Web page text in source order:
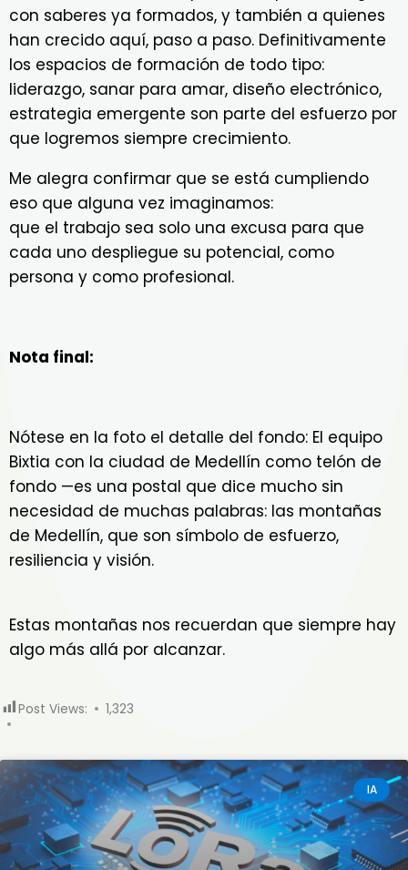
con saberes ya formados, y también a quienes
han crecido aquí, paso a paso. Definitivamente
los espacios de formación de todo tipo:
liderazgo, sanar para amar, diseño electrónico,
estrategia emergente son parte del esfuerzo por
que logremos siempre crecimiento.
Me alegra confirmar que se está cumpliendo
eso que alguna vez imaginamos:
que el trabajo sea solo una excusa para que
cada uno despliegue su potencial, como
persona y como profesional.
Nota final:
Nótese en la foto el detalle del fondo: El equipo
Bixtia con la ciudad de Medellín como telón de
fondo —es una postal que dice mucho sin
necesidad de muchas palabras: las montañas
de Medellín, que son símbolo de esfuerzo,
resiliencia y visión.
Estas montañas nos recuerdan que siempre hay
algo más allá por alcanzar.
Post Views: 1,323
IA